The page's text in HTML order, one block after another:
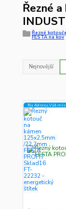
Řezné
Řezné kotouče
FESTA na kov
Nejnovější
Na